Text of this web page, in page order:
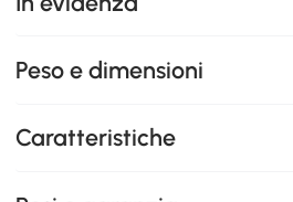
Peso e dimensioni
Caratteristiche